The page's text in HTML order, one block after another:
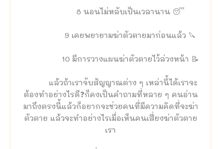
8 นอนไม่หลับเป็นเวลานาน 😴
9 เคยพยายามฆ่าตัวตายมาก่อนแล้ว 🔪
10 มีการวางแผนฆ่าตัวตายไว้ล่วงหน้า 📝
แล้วถ้าเราจับสัญญาณต่าง ๆ เหล่านี้ได้เราจะ
ต้องทำอย่างไรดี❓ก็คงเป็นคำถามที่หลาย ๆ คนอ่าน
มาถึงตรงนี้แล้วก็อยากจะช่วยคนที่มีความคิดที่จะฆ่า
ตัวตาย แล้วจะทำอย่างไรเมื่อเห็นคนเสี่ยงฆ่าตัวตาย
เรา